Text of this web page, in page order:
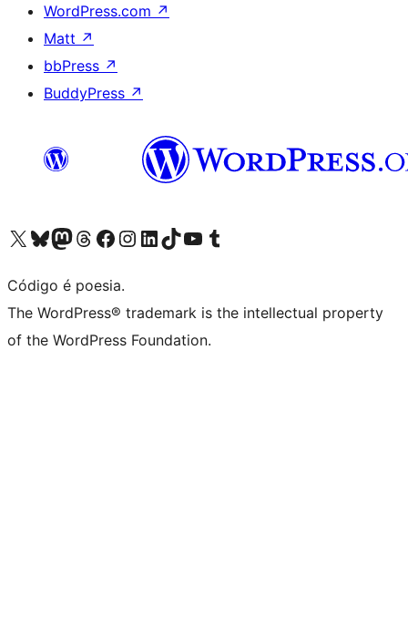
WordPress.com ↗
Matt ↗
bbPress ↗
BuddyPress ↗
Visite a nossa conta X (antigo Twitter)
Visit our Bluesky account
Visit our Mastodon account
Visit our Threads account
Visite a nossa página do Facebook
Visite a nossa conta no Instagram
Visite a nossa conta no LinkedIn
Visit our TikTok account
Visit our YouTube channel
Visit our Tumblr account
Código é poesia.
The WordPress® trademark is the intellectual property
of the WordPress Foundation.